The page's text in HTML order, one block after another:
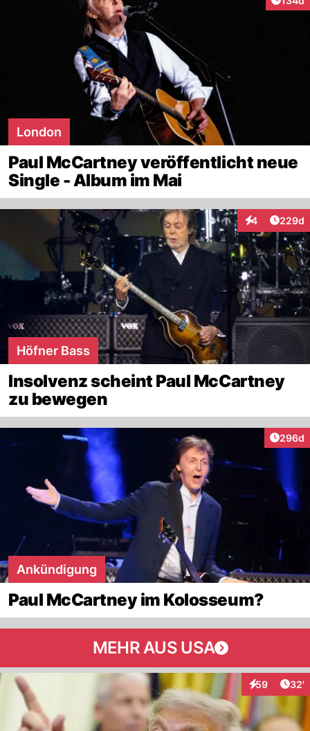
London
Paul McCartney veröffentlicht neue
Single - Album im Mai
4
Interaktionen
229d
Höfner Bass
Insolvenz scheint Paul McCartney
zu bewegen
296d
Ankündigung
Paul McCartney im Kolosseum?
MEHR AUS USA
59
Interaktionen
32'